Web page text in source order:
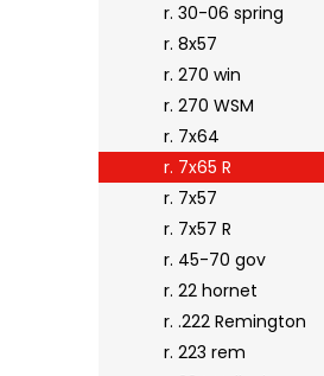
r. 30-06 spring
r. 8x57
r. 270 win
r. 270 WSM
r. 7x64
r. 7x65 R
r. 7x57
r. 7x57 R
r. 45-70 gov
r. 22 hornet
r. .222 Remington
r. 223 rem